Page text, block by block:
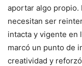
aportar algo propio.
necesitan ser
intacta y vigente en
marcó un punto de
creatividad y